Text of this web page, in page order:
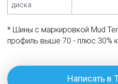
диска
* Шины с маркировкой Mud
профиль выше 70 - плюс 30% к
Написать в